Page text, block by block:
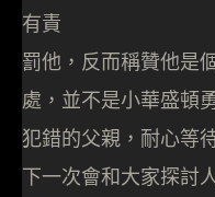
有責
罰他，反而稱贊他是
處，並不是小華盛頓
犯錯的父親，耐心等
下一次會和大家探討